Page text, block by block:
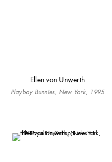
Ellen von Unwerth
Playboy Bunnies, New York, 1995